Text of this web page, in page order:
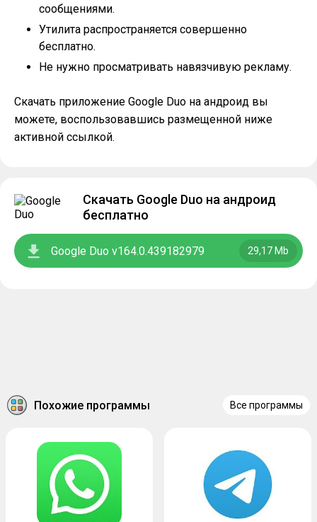
сообщениями.
Утилита распространяется совершенно
бесплатно.
Не нужно просматривать навязчивую рекламу.
Скачать приложение Google Duo на андроид вы
можете, воспользовавшись размещенной ниже
активной ссылкой.
Скачать Google Duo на андроид
бесплатно
Google Duo v164.0.439182979 29,17 Mb
Похожие программы Все программы